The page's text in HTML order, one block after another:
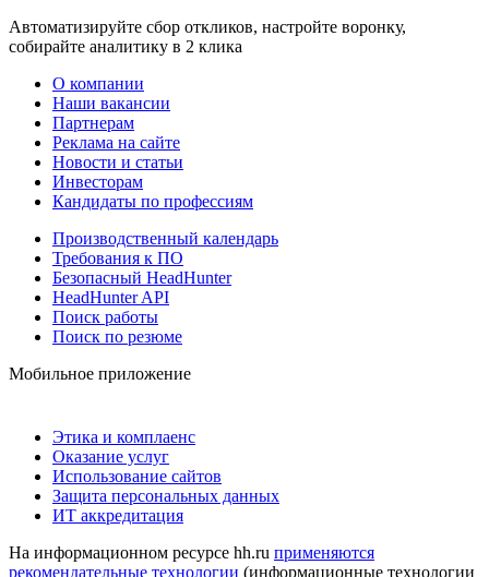
Автоматизируйте сбор откликов, настройте воронку,
собирайте аналитику в 2 клика
О компании
Наши вакансии
Партнерам
Реклама на сайте
Новости и статьи
Инвесторам
Кандидаты по профессиям
Производственный календарь
Требования к ПО
Безопасный HeadHunter
HeadHunter API
Поиск работы
Поиск по резюме
Мобильное приложение
Этика и комплаенс
Оказание услуг
Использование сайтов
Защита персональных данных
ИТ аккредитация
На информационном ресурсе hh.ru применяются
рекомендательные технологии (информационные технологии